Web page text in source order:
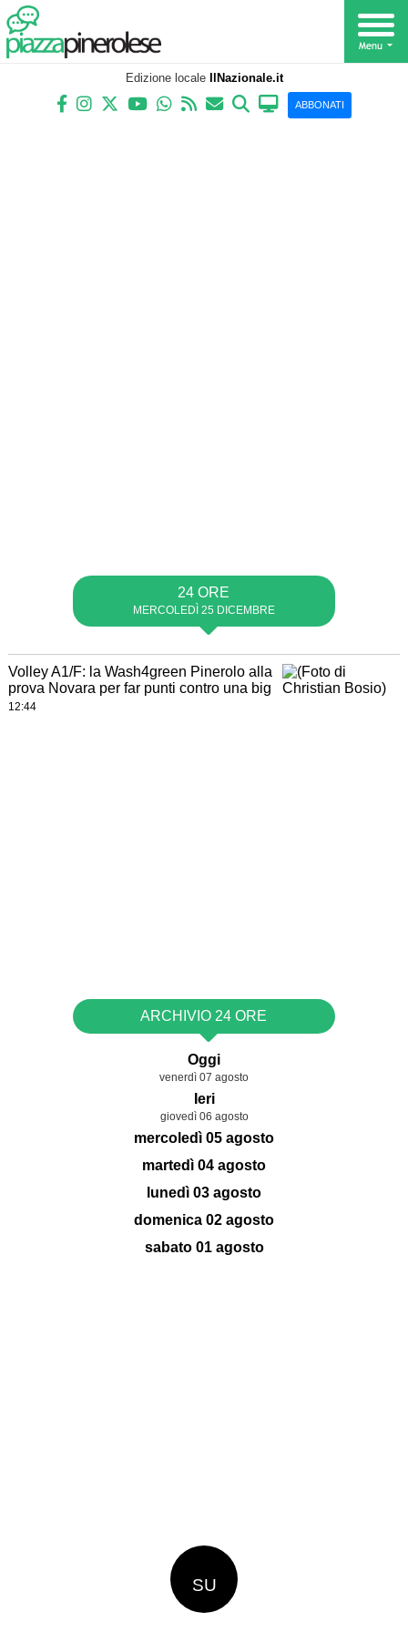
Edizione locale IlNazionale.it
ABBONATI
24 ORE
MERCOLEDÌ 25 DICEMBRE
Volley A1/F: la Wash4green Pinerolo alla
prova Novara per far punti contro una big
12:44
ARCHIVIO 24 ORE
Oggi
venerdì 07 agosto
Ieri
giovedì 06 agosto
mercoledì 05 agosto
martedì 04 agosto
lunedì 03 agosto
domenica 02 agosto
sabato 01 agosto
SU